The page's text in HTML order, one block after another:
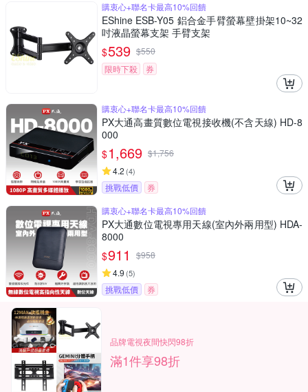
購衷心+聯名卡最高10%回饋
EShine ESB-Y05 鋁合金手臂螢幕壁掛架10~32
吋液晶螢幕支架 手臂支架
$539 $550
限時下殺
券
購衷心+聯名卡最高10%回饋
PX大通高畫質數位電視接收機(不含天線) HD-8
000
$1,669 $1,756
4.2 (4)
挑戰低價
券
購衷心+聯名卡最高10%回饋
PX大通數位電視專用天線(室內外兩用型) HDA-
8000
$911 $958
4.9 (5)
挑戰低價 券
品牌電視夜間快閃98折
滿1件享98折